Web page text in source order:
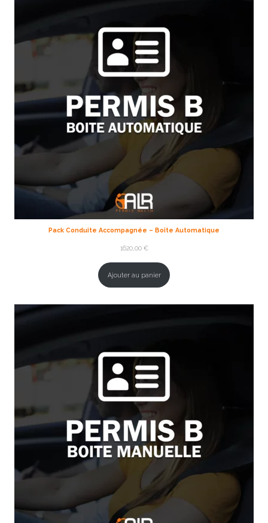
Pack Conduite Accompagnée – Boîte Automatique
1620,00 €
Ajouter au panier